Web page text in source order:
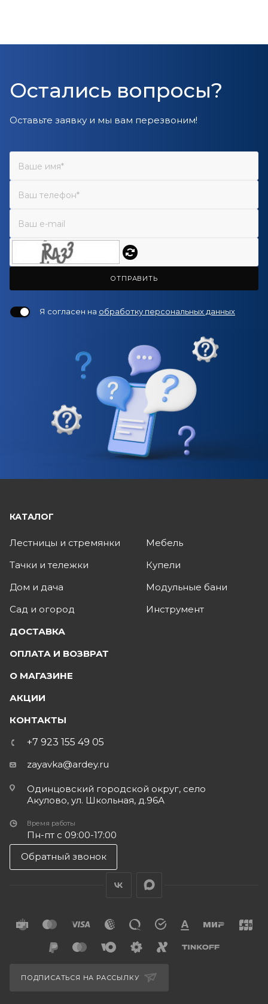
Остались вопросы?
Оставьте заявку и мы вам перезвоним!
ОТПРАВИТЬ
Я согласен на обработку персональных данных
КАТАЛОГ
Лестницы и стремянки
Тачки и тележки
Дом и дача
Сад и огород
Мебель
Купели
Модульные бани
Инструмент
ДОСТАВКА
ОПЛАТА И ВОЗВРАТ
О МАГАЗИНЕ
АКЦИИ
КОНТАКТЫ
+7 923 155 49 05
zayavka@ardey.ru
Одинцовский городской округ, село
Акулово, ул. Школьная, д.96А
Время работы
Пн-пт с 09:00-17:00
Обратный звонок
ПОДПИСАТЬСЯ НА РАССЫЛКУ